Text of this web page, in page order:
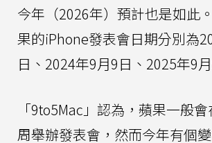
今年（2026年）預計也是如此
果的iPhone發表會日期分別為
日、2024年9月9日、2025年9
「9to5Mac」認為，蘋果一般
周舉辦發表會，然而今年有個